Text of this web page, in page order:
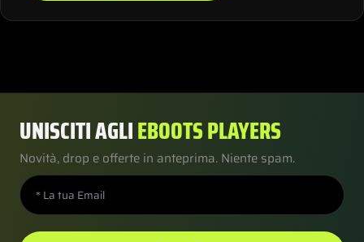
UNISCITI AGLIEBOOTS PLAYERS
Novità, drop e offerte in anteprima. Niente spam.